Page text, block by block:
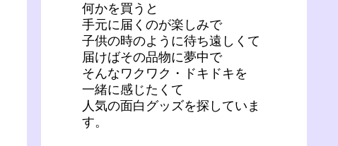
何かを買うと
手元に届くのが楽しみで
子供の時のように待ち遠しくて
届けばその品物に夢中で
そんなワクワク・ドキドキを
一緒に感じたくて
人気の面白グッズを探していま
す。